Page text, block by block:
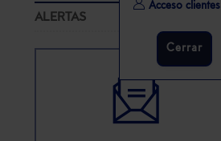
Acceso clientes
Cerrar
ALERTAS